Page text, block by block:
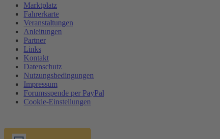
Marktplatz
Fahrerkarte
Veranstaltungen
Anleitungen
Partner
Links
Kontakt
Datenschutz
Nutzungsbedingungen
Impressum
Forumsspende per PayPal
Cookie-Einstellungen